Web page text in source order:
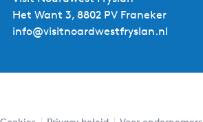
Het Want 3, 8802 PV Franeker
info@visitnoardwestfryslan.nl